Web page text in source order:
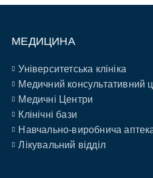
МЕДИЦИНА
Університетська клініка
Медичний консультативний
Медичні Центри
Клінічні бази
Навчально-виробнича
Лікувальний відділ